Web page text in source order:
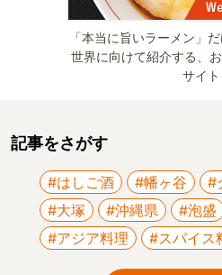
「本当に旨いラーメン」
世界に向けて紹介する、
サイト
記事をさがす
#はしご酒 #幡ヶ谷 #
#大塚
#沖縄県 #泡盛
#アジア料理
#スパイス